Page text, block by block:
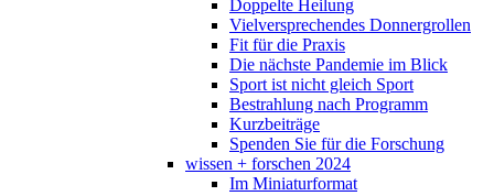
Doppelte Heilung
Vielversprechendes Donnergrollen
Fit für die Praxis
Die nächste Pandemie im Blick
Sport ist nicht gleich Sport
Bestrahlung nach Programm
Kurzbeiträge
Spenden Sie für die Forschung
wissen + forschen 2024
Im Miniaturformat